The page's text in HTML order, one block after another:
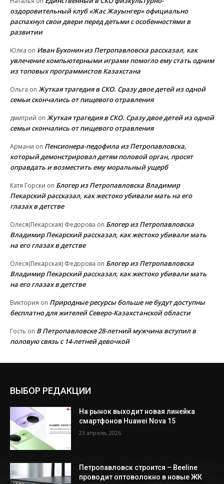
оздоровительный клуб «Жас Жауынгер» официально
распахнул свои двери перед детьми с особенностями в
развитии
Юлка on Иван Бухонин из Петропавловска рассказал, как
увлечение компьютерными играми помогло ему стать одним
из топовых программистов Казахстана
Ольга on Жуткая трагедия в СКО. Сразу двое детей из одной
семьи скончались от пищевого отравления
дмитрий on Жуткая трагедия в СКО. Сразу двое детей из одной
семьи скончались от пищевого отравления
Армани on Пенсионера-педофила из Петропавловска,
который демонстрировал детям половой орган, просят
оправдать и возместить ему моральный ущерб
Катя Горски on Блогер из Петропавловска Владимир
Пекарский рассказал, как жестоко убивали мать на его
глазах в детстве
Олеся(Пекарская) Федорова on Блогер из Петропавловска
Владимир Пекарский рассказал, как жестоко убивали мать
на его глазах в детстве
Олеся(Пекарская) Федорова on Блогер из Петропавловска
Владимир Пекарский рассказал, как жестоко убивали мать
на его глазах в детстве
Виктория on Природные ресурсы больше не будут доступны
бесплатно для жителей Северо-Казахстанской области
Гость on В Петропавловске 28-летний мужчина вступил в
половую связь с 14-летней девочкой
ВЫБОР РЕДАКЦИИ
На рынок выходит новая линейка
смартфонов Huawei Nova 15
23 апреля, 2026
Петропавловск строится – Beeline
проводит оптоволокно в новые ЖК